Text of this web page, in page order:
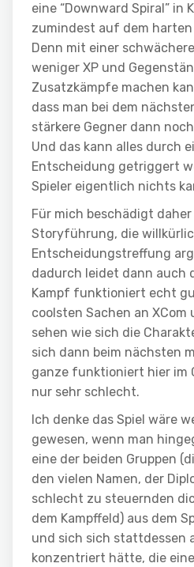
eine “Downward Spiral” in
zumindest auf dem
Denn mit einer
weniger XP und
Zusatzkämpfe machen
dass man bei dem
stärkere Gegner dann
Und das kann alles durch
Entscheidung getriggert
Spieler eigentlich nichts
Für mich beschädigt
Storyführung, die
Entscheidungstreffung
dadurch leidet dann auch
Kampf funktioniert echt
coolsten Sachen an XCom
sehen wie sich die
sich dann beim nächsten
ganze funktioniert hier im
nur sehr schlecht.
Ich denke das Spiel wäre
gewesen, wenn man
eine der beiden Gruppen
den vielen Namen, der
schlecht zu steuernden
dem Kampffeld) aus dem
und sich sich stattdessen
konzentriert hätte, die